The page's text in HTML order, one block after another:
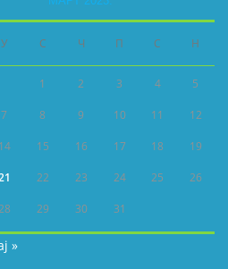
У С Ч П С Н
1 2 3 4 5
7 8 9 10 11 12
14 15 16 17 18 19
22 23 24 25 26
29 30 31
»